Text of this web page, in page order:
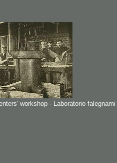
workshop - Laboratorio falegnami